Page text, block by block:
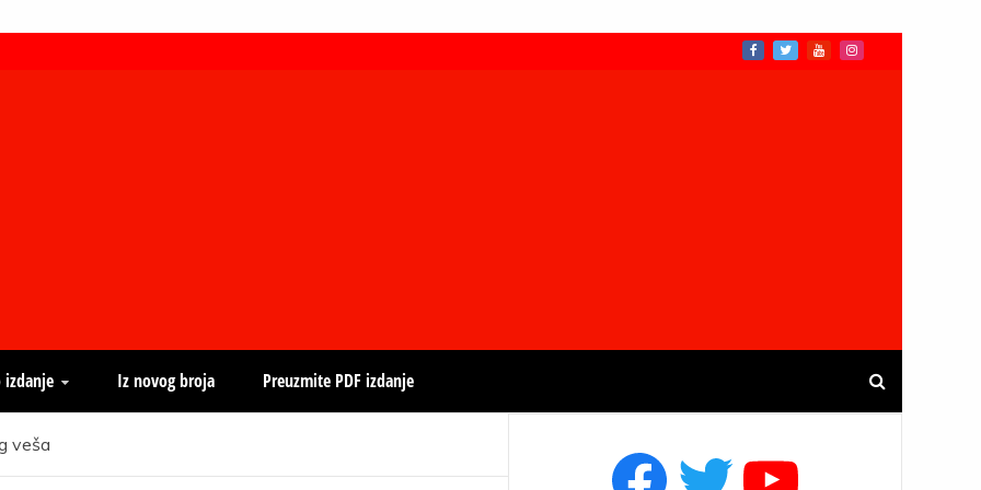
izdanje Iz novog broja Preuzmite PDF izdanje
veša